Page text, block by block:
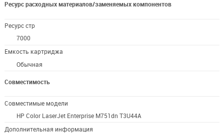
Ресурс расходных материалов/заменяемых компонентов
Ресурс стр
7000
Емкость картриджа
Обычная
Совместимость
Совместимые модели
HP Color LaserJet Enterprise M751dn T3U44A
Дополнительная информация